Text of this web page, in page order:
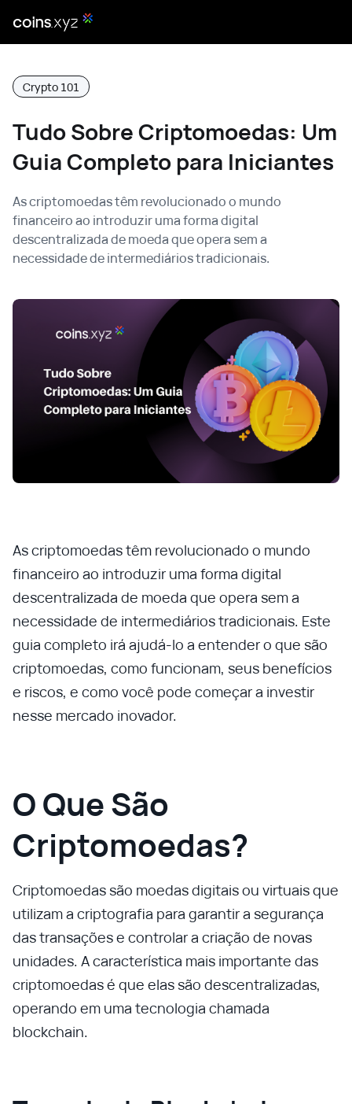
Crypto 101
Tudo Sobre Criptomoedas: Um
Guia Completo para Iniciantes
As criptomoedas têm revolucionado o mundo
financeiro ao introduzir uma forma digital
descentralizada de moeda que opera sem a
necessidade de intermediários tradicionais.
As criptomoedas têm revolucionado o mundo
financeiro ao introduzir uma forma digital
descentralizada de moeda que opera sem a
necessidade de intermediários tradicionais. Este
guia completo irá ajudá-lo a entender o que são
criptomoedas, como funcionam, seus benefícios
e riscos, e como você pode começar a investir
nesse mercado inovador.
O Que São
Criptomoedas?
Criptomoedas são moedas digitais ou virtuais que
utilizam a criptografia para garantir a segurança
das transações e controlar a criação de novas
unidades. A característica mais importante das
criptomoedas é que elas são descentralizadas,
operando em uma tecnologia chamada
blockchain.